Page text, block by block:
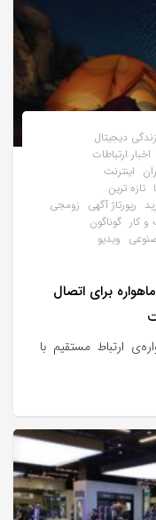
دیجیتال
اخبار ارتباطات
اینترنت
تازه ترین
رپورتاژ آگهی زومجی
کار گوناگون
ویدیو
آمازون؛ پرتاب ۵ هزار ماهواره برای اتصال
از ۵ هزار ماهواره‌ی ارتباط مستقیم با